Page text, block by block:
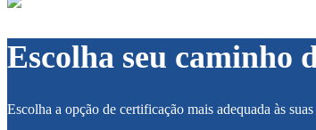
Escolha seu caminho
Escolha a opção de certificação mais adequada às